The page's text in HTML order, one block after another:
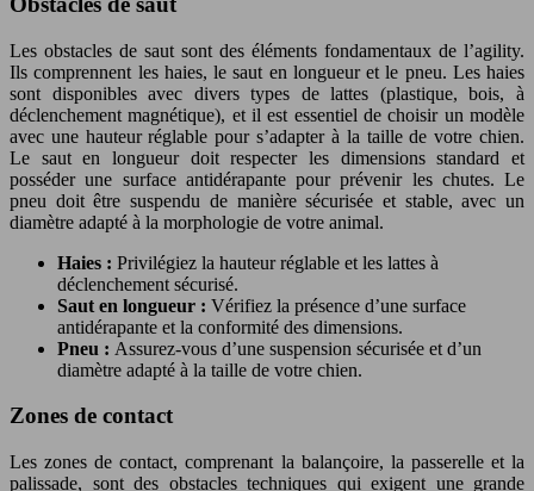
Les obstacles de saut sont des éléments fondamentaux de l’agility.
Ils comprennent les haies, le saut en longueur et le pneu. Les haies
sont disponibles avec divers types de lattes (plastique, bois, à
déclenchement magnétique), et il est essentiel de choisir un modèle
avec une hauteur réglable pour s’adapter à la taille de votre chien.
Le saut en longueur doit respecter les dimensions standard et
posséder une surface antidérapante pour prévenir les chutes. Le
pneu doit être suspendu de manière sécurisée et stable, avec un
diamètre adapté à la morphologie de votre animal.
Haies : Privilégiez la hauteur réglable et les lattes à
déclenchement sécurisé.
Saut en longueur : Vérifiez la présence d’une surface
antidérapante et la conformité des dimensions.
Pneu : Assurez-vous d’une suspension sécurisée et d’un
diamètre adapté à la taille de votre chien.
Zones de contact
Les zones de contact, comprenant la balançoire, la passerelle et la
palissade, sont des obstacles techniques qui exigent une grande